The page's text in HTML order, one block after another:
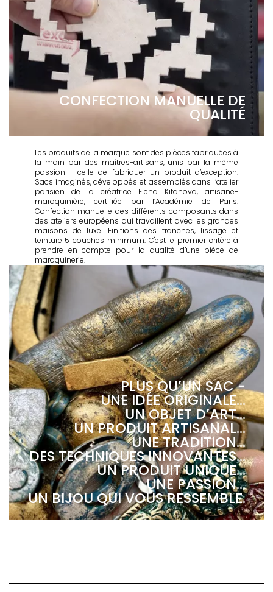
CONFECTION MANUELLE DE
QUALITÉ
Les produits de la marque sont des pièces fabriquées à
la main par des maîtres-artisans, unis par la même
passion - celle de fabriquer un produit d’exception.
Sacs imaginés, développés et assemblés dans l’atelier
parisien de la créatrice Elena Kitanova, artisane-
maroquinière, certifiée par l’Académie de Paris.
Confection manuelle des différents composants dans
des ateliers européens qui travaillent avec les grandes
maisons de luxe. Finitions des tranches, lissage et
teinture 5 couches minimum. C'est le premier critère à
prendre en compte pour la qualité d’une pièce de
maroquinerie.
PLUS QU’UN SAC -
UNE IDÉE ORIGINALE...
UN OBJET D’ART...
UN PRODUIT ARTISANAL...
UNE TRADITION...
DES TECHNIQUES INNOVANTES...
UN PRODUIT UNIQUE...
UNE PASSION...
UN BIJOU QUI VOUS RESSEMBLE.